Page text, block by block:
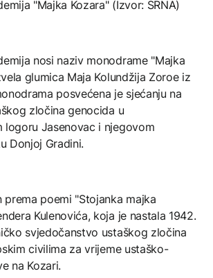
"Majka Kozara" (Izvor: SRNA)
nosi naziv monodrame "Majka
glumica Maja Kolundžija Zoroe iz
posvećena je sjećanju na
zločina genocida u
logoru Jasenovac i njegovom
Donjoj Gradini.
prema poemi "Stojanka majka
Kulenovića, koja je nastala 1942.
svjedočanstvo ustaškog zločina
civilima za vrijeme ustaško-
na Kozari.